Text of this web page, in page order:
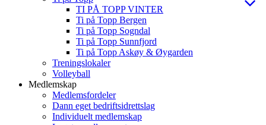
TI PÅ TOPP VINTER
Ti på Topp Bergen
Ti på Topp Sogndal
Ti på Topp Sunnfjord
Ti på Topp Askøy & Øygarden
Treningslokaler
Volleyball
Medlemskap
Medlemsfordeler
Dann eget bedriftsidrettslag
Individuelt medlemskap